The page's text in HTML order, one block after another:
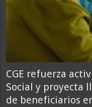
CGE refuerza
Social y proyecta
de beneficiarios